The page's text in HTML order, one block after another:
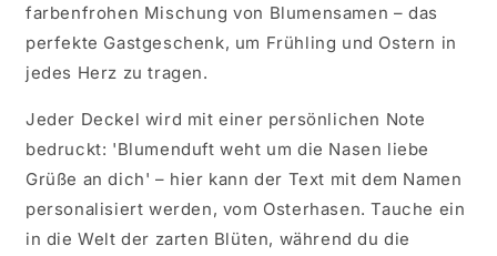
farbenfrohen Mischung von Blumensamen – das
perfekte Gastgeschenk, um Frühling und Ostern in
jedes Herz zu tragen.
Jeder Deckel wird mit einer persönlichen Note
bedruckt: 'Blumenduft weht um die Nasen liebe
Grüße an dich' – hier kann der Text mit dem Namen
personalisiert werden, vom Osterhasen. Tauche ein
in die Welt der zarten Blüten, während du die